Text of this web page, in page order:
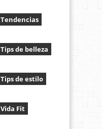
Tendencias
Tips de belleza
Tips de estilo
Vida Fit